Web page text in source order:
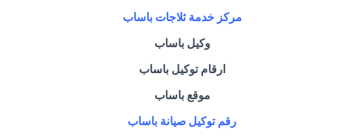
مركز خدمة ثلاجاتباساب
وكيلباساب
ارقام توكيلباساب
موقعباساب
رقم توكيل صيانة باساب